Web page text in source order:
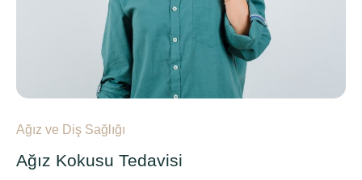
Ağız ve Diş Sağlığı
Ağız Kokusu Tedavisi